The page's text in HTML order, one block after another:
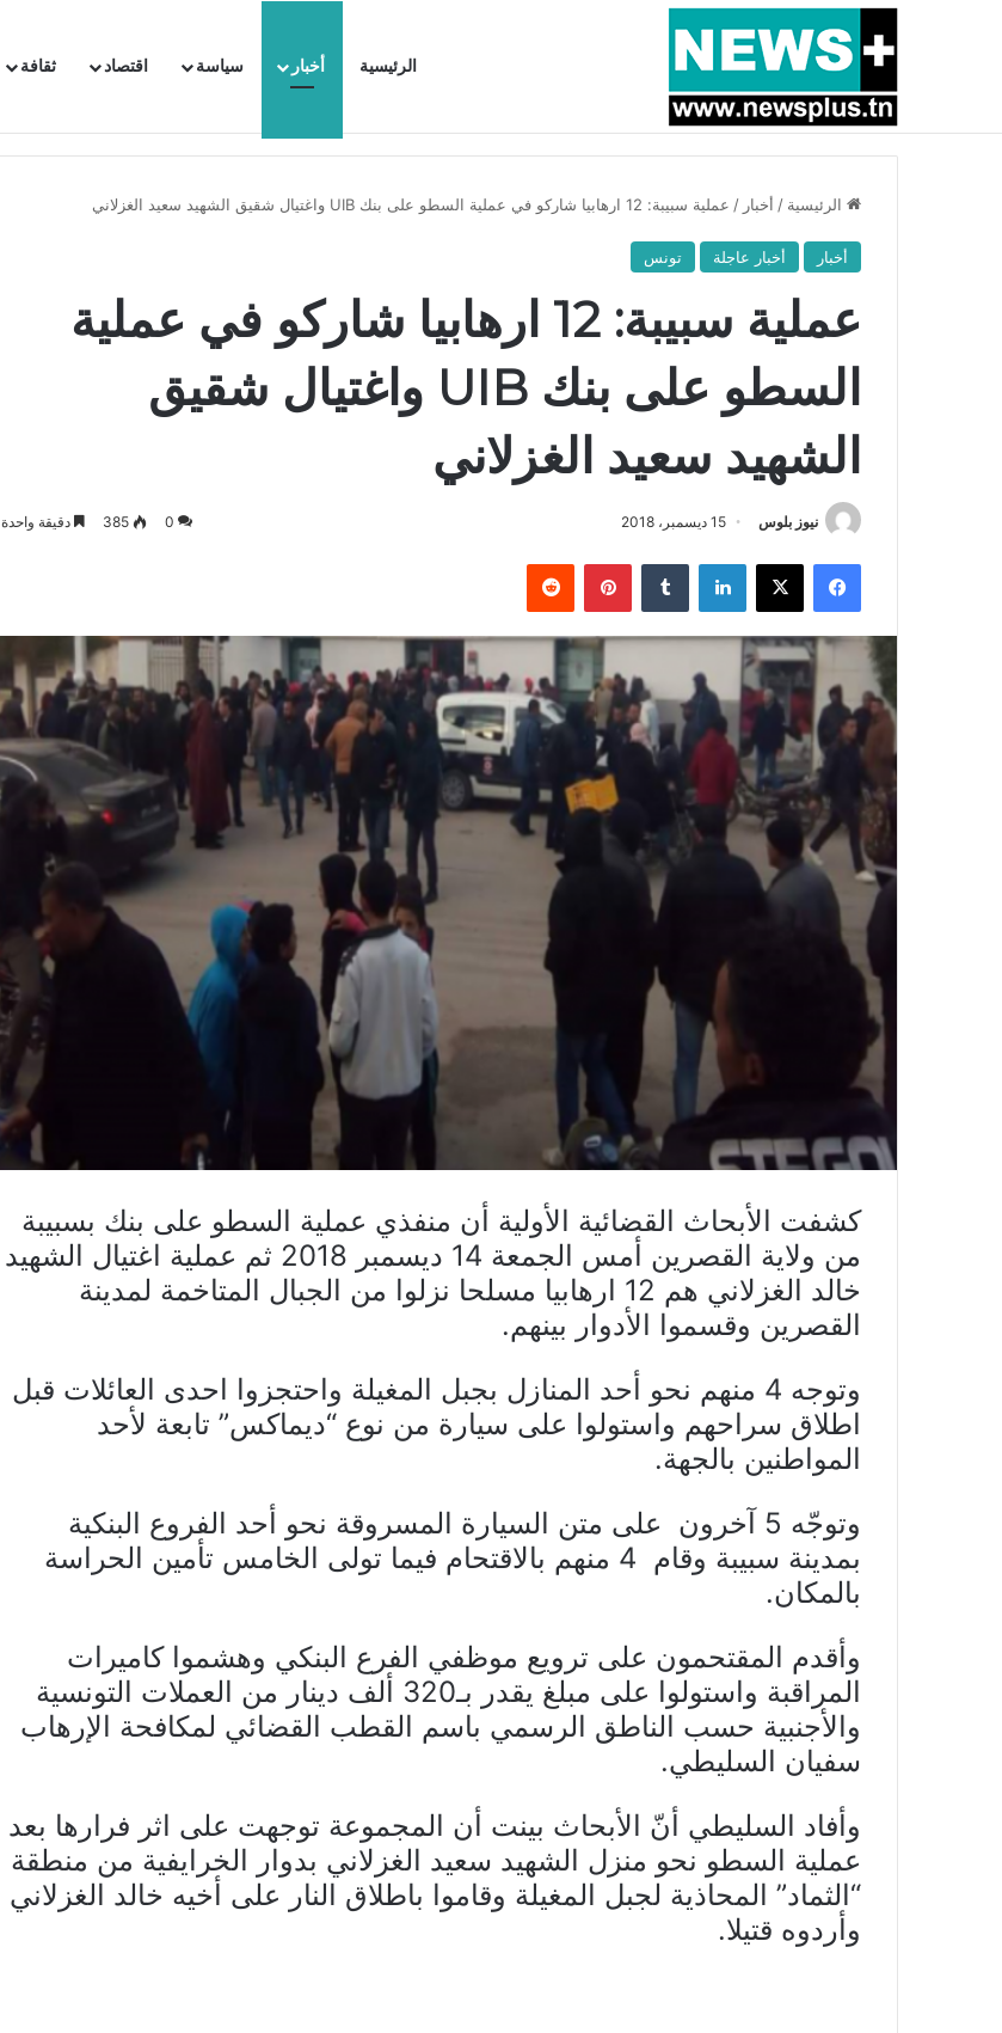
الرئيسية أخبار سياسة اقتصاد ثقافة
أخبار عاجلة بسبب المرزوقي وبتكليف من سعيّد: الخارجية تستدعي السفيرة الفرنسية بتونس وتبلغها احتجاجا شديد اللهجة !!
الرئيسية / أخبار / عملية سبيبة: 12 ارهابيا شاركو في عملية السطو على بنك UIB واغتيال شقيق الشهيد سعيد الغزلاني
أخبار أخبار عاجلة تونس
عملية سبيبة: 12 ارهابيا شاركو في عملية
السطو على بنك UIB واغتيال شقيق
الشهيد سعيد الغزلاني
نيوز بلوس 15 ديسمبر، 2018 0
385 دقيقة واحدة
فيسبوك X لينكدإن بينتيريست
كشفت الأبحاث القضائية الأولية أن منفذي عملية السطو على بنك بسبيبة
من ولاية القصرين أمس الجمعة 14 ديسمبر 2018 ثم عملية اغتيال الشهيد
خالد الغزلاني هم 12 ارهابيا مسلحا نزلوا من الجبال المتاخمة لمدينة
القصرين وقسموا الأدوار بينهم.
وتوجه 4 منهم نحو أحد المنازل بجبل المغيلة واحتجزوا احدى العائلات قبل
اطلاق سراحهم واستولوا على سيارة من نوع “ديماكس” تابعة لأحد
المواطنين بالجهة.
وتوجّه 5 آخرون على متن السيارة المسروقة نحو أحد الفروع البنكية
بمدينة سبيبة وقام 4 منهم بالاقتحام فيما تولى الخامس تأمين الحراسة
بالمكان.
وأقدم المقتحمون على ترويع موظفي الفرع البنكي وهشموا كاميرات
المراقبة واستولوا على مبلغ يقدر بـ320 ألف دينار من العملات التونسية
والأجنبية حسب الناطق الرسمي باسم القطب القضائي لمكافحة الإرهاب
سفيان السليطي.
وأفاد السليطي أنّ الأبحاث بينت أن المجموعة توجهت على اثر فرارها بعد
عملية السطو نحو منزل الشهيد سعيد الغزلاني بدوار الخرايفية من منطقة
“الثماد” المحاذية لجبل المغيلة وقاموا باطلاق النار على أخيه خالد الغزلاني
وأردوه قتيلا.